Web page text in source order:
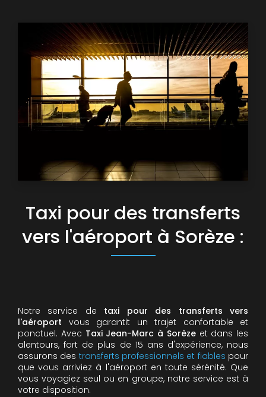
Taxi pour des transferts
vers l'aéroport à Sorèze :
Notre service de taxi pour des transferts vers
l'aéroport vous garantit un trajet confortable et
ponctuel. Avec Taxi Jean-Marc à Sorèze et dans les
alentours, fort de plus de 15 ans d'expérience, nous
assurons des transferts professionnels et fiables pour
que vous arriviez à l'aéroport en toute sérénité. Que
vous voyagiez seul ou en groupe, notre service est à
votre disposition.